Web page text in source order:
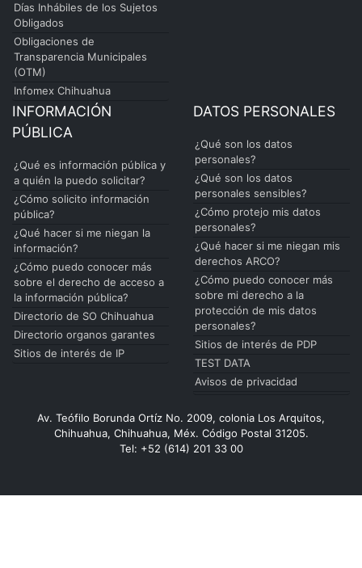
Días Inhábiles de los Sujetos
Obligados
Obligaciones de
Transparencia Municipales
(OTM)
Infomex Chihuahua
INFORMACIÓN
PÚBLICA
¿Qué es información pública y
a quién la puedo solicitar?
¿Cómo solicito información
pública?
¿Qué hacer si me niegan la
información?
¿Cómo puedo conocer más
sobre el derecho de acceso a
la información pública?
Directorio de SO Chihuahua
Directorio organos garantes
Sitios de interés de IP
DATOS PERSONALES
¿Qué son los datos
personales?
¿Qué son los datos
personales sensibles?
¿Cómo protejo mis datos
personales?
¿Qué hacer si me niegan mis
derechos ARCO?
¿Cómo puedo conocer más
sobre mi derecho a la
protección de mis datos
personales?
Sitios de interés de PDP
TEST DATA
Avisos de privacidad
Av. Teófilo Borunda Ortíz No. 2009, colonia Los Arquitos,
Chihuahua, Chihuahua, Méx. Código Postal 31205.
Tel: +52 (614) 201 33 00